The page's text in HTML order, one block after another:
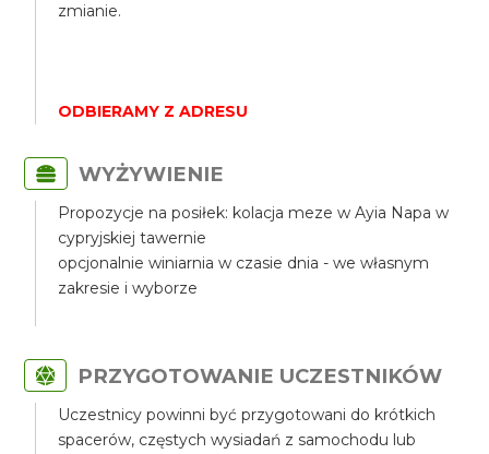
zmianie.
ODBIERAMY Z ADRESU
WYŻYWIENIE
Propozycje na posiłek: kolacja meze w Ayia Napa w
cypryjskiej tawernie
opcjonalnie winiarnia w czasie dnia - we własnym
zakresie i wyborze
PRZYGOTOWANIE UCZESTNIKÓW
Uczestnicy powinni być przygotowani do krótkich
spacerów, częstych wysiadań z samochodu lub